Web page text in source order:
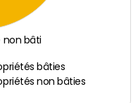
non bâti
bâties
non bâties